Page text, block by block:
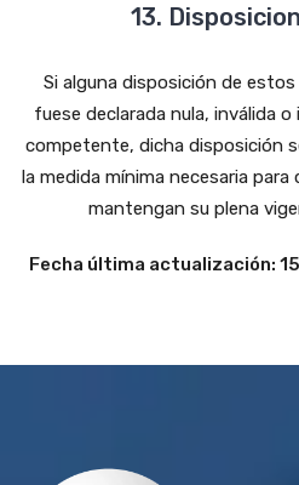
13.
Si alguna disposición de
fuese declarada nula, inválida
competente, dicha disposición
la medida mínima necesaria
mantengan su plena
Fecha última actualización: